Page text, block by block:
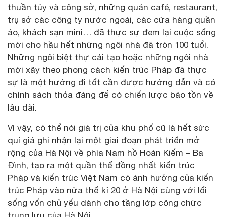
thuần túy và công sở, những quán café, restaurant,
trụ sở các công ty nước ngoài, các cửa hàng quần
áo, khách sạn mini… đã thực sự đem lại cuộc sống
mới cho hầu hết những ngôi nhà đã tròn 100 tuổi.
Những ngôi biệt thự cải tạo hoặc những ngôi nhà
mới xây theo phong cách kiến trúc Pháp đã thực
sự là một hướng đi tốt cần được hướng dẫn và có
chính sách thỏa đáng để có chiến lược bảo tồn về
lâu dài.
Vì vậy, có thể nói giá trị của khu phố cũ là hết sức
quí giá ghi nhận lại một giai đoạn phát triển mở
rộng của Hà Nội về phía Nam hồ Hoàn Kiếm – Ba
Đình, tạo ra một quần thể đồng nhất kiến trúc
Pháp và kiến trúc Việt Nam có ảnh hưởng của kiến
trúc Pháp vào nửa thế kỉ 20 ở Hà Nội cùng với lối
sống vốn chủ yếu dành cho tầng lớp công chức